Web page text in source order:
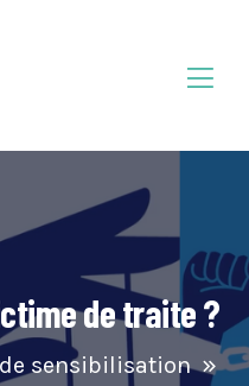
de traite ?
sensibilisation